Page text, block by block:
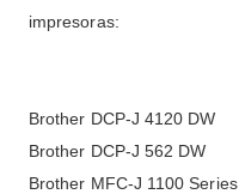
impresoras:
Brother DCP-J 4120 DW
Brother DCP-J 562 DW
Brother MFC-J 1100 Series